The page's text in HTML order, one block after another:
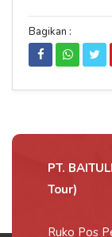
Bagikan :
PT.
Tour)
Ruko Pos